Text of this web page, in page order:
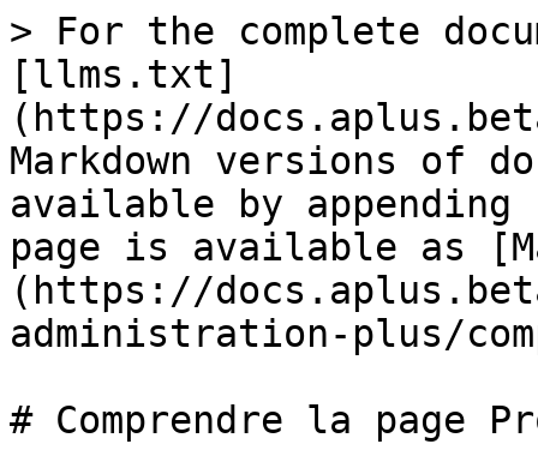
> For the complete
[llms.txt]
(https://
Markdown versions of
available by
page is available as
(https://
administration-plus/
# Comprendre la page